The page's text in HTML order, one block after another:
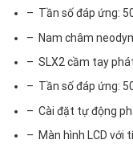
– Tần số đáp ứng:
– Nam châm
– SLX2 cầm tay
– Tần số đáp ứng:
– Cài đặt tự động
– Màn hình LCD với